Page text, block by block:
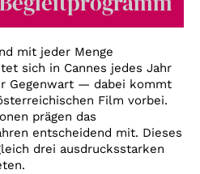
mit jeder Menge
sich in Cannes jedes Jahr
Gegenwart — dabei kommt
Film vorbei.
prägen das
entscheidend mit. Dieses
drei ausdrucksstarken